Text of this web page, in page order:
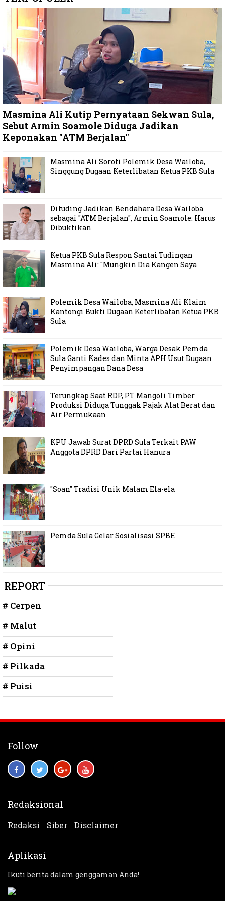
Masmina Ali Kutip Pernyataan Sekwan Sula,
Sebut Armin Soamole Diduga Jadikan
Keponakan "ATM Berjalan"
Masmina Ali Soroti Polemik Desa Wailoba,
Singgung Dugaan Keterlibatan Ketua PKB Sula
Dituding Jadikan Bendahara Desa Wailoba
sebagai "ATM Berjalan", Armin Soamole: Harus
Dibuktikan
Ketua PKB Sula Respon Santai Tudingan
Masmina Ali: "Mungkin Dia Kangen Saya
Polemik Desa Wailoba, Masmina Ali Klaim
Kantongi Bukti Dugaan Keterlibatan Ketua PKB
Sula
Polemik Desa Wailoba, Warga Desak Pemda
Sula Ganti Kades dan Minta APH Usut Dugaan
Penyimpangan Dana Desa
Terungkap Saat RDP, PT Mangoli Timber
Produksi Diduga Tunggak Pajak Alat Berat dan
Air Permukaan
KPU Jawab Surat DPRD Sula Terkait PAW
Anggota DPRD Dari Partai Hanura
"Soan" Tradisi Unik Malam Ela-ela
Pemda Sula Gelar Sosialisasi SPBE
REPORT
# Cerpen
# Malut
# Opini
# Pilkada
# Puisi
Follow
Redaksional
Redaksi Siber Disclaimer
Aplikasi
Ikuti berita dalam genggaman Anda!